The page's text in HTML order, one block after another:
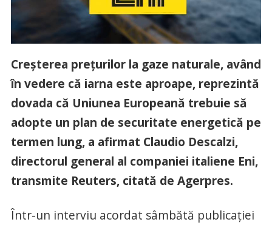
Creşterea preţurilor la gaze naturale, având
în vedere că iarna este aproape, reprezintă
dovada că Uniunea Europeană trebuie să
adopte un plan de securitate energetică pe
termen lung, a afirmat Claudio Descalzi,
directorul general al companiei italiene Eni,
transmite Reuters, citată de Agerpres.
Într-un interviu acordat sâmbătă publicaţiei